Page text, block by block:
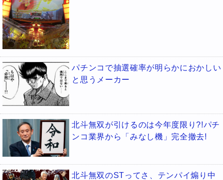
パチンコで抽選確率が明らかにおかしい
と思うメーカー
北斗無双が引けるのは今年度限り?!パチ
ンコ業界から「みなし機」完全撤去!
北斗無双のSTってさ、テンパイ煽り中